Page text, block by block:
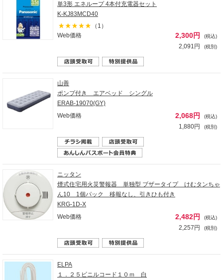
単3形 エネループ 4本付充電器セット
K-KJ83MCD40
（1）
Web価格
2,300円 (税込)
2,091円 (税別)
山善
ポンプ付き エアベッド シングル
ERAB-19070(GY)
Web価格
2,068円 (税込)
1,880円 (税別)
ニッタン
煙式住宅用火災警報器 単独型 ブザータイプ けむタンちゃ
ん10 1個パック 移報なし、引きひも付き
KRG-1D-X
Web価格
2,482円 (税込)
2,257円 (税別)
ELPA
１．２５ビニルコード１０ｍ 白